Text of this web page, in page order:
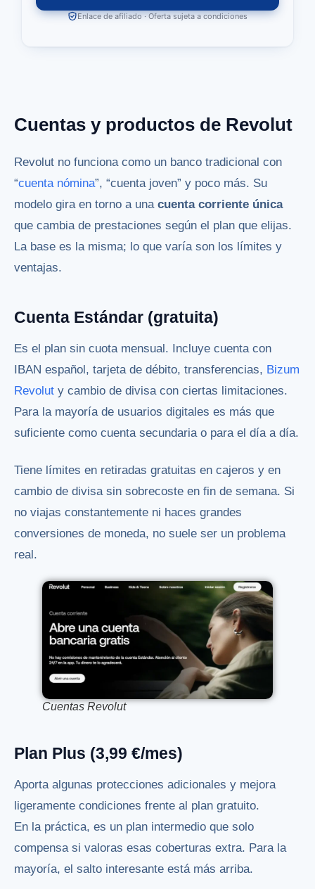
Enlace de afiliado · Oferta sujeta a condiciones
Cuentas y productos de Revolut
Revolut no funciona como un banco tradicional con
“cuenta nómina”, “cuenta joven” y poco más. Su
modelo gira en torno a una cuenta corriente única
que cambia de prestaciones según el plan que elijas.
La base es la misma; lo que varía son los límites y
ventajas.
Cuenta Estándar (gratuita)
Es el plan sin cuota mensual. Incluye cuenta con
IBAN español, tarjeta de débito, transferencias, Bizum
Revolut y cambio de divisa con ciertas limitaciones.
Para la mayoría de usuarios digitales es más que
suficiente como cuenta secundaria o para el día a día.
Tiene límites en retiradas gratuitas en cajeros y en
cambio de divisa sin sobrecoste en fin de semana. Si
no viajas constantemente ni haces grandes
conversiones de moneda, no suele ser un problema
real.
Cuentas Revolut
Plan Plus (3,99 €/mes)
Aporta algunas protecciones adicionales y mejora
ligeramente condiciones frente al plan gratuito.
En la práctica, es un plan intermedio que solo
compensa si valoras esas coberturas extra. Para la
mayoría, el salto interesante está más arriba.